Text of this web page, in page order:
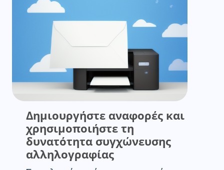
Δημιουργήστε αναφορές και
χρησιμοποιήστε τη
δυνατότητα συγχώνευσης
αλληλογραφίας